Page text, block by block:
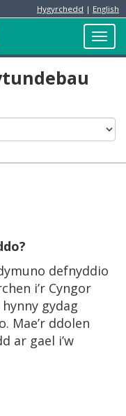
Hygyrchedd | English
defnyddio
i’r Cyngor
gydag
Mae’r ddolen
ar gael i’w